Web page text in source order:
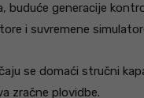
buduće generacije
i suvremene
se domaći stručni
zračne plovidbe.